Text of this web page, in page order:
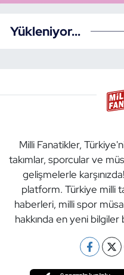
Yükleniyor...
Milli Fanatikler,
takımlar, sporcular ve
gelişmelerle
platform. Türkiye milli
haberleri, milli spor
hakkında en yeni bilgiler